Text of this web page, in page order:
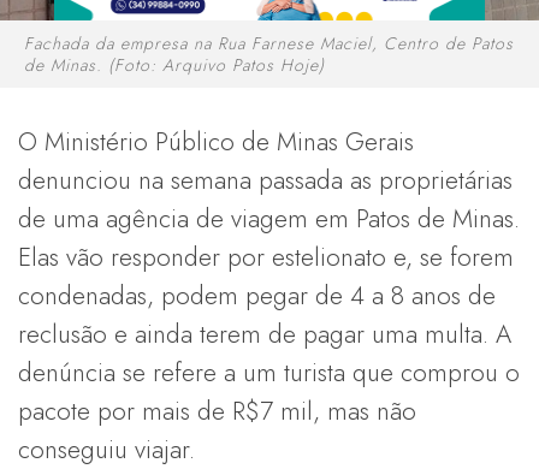
Fachada da empresa na Rua Farnese Maciel, Centro de Patos
de Minas. (Foto: Arquivo Patos Hoje)
O Ministério Público de Minas Gerais
denunciou na semana passada as proprietárias
de uma agência de viagem em Patos de Minas.
Elas vão responder por estelionato e, se forem
condenadas, podem pegar de 4 a 8 anos de
reclusão e ainda terem de pagar uma multa. A
denúncia se refere a um turista que comprou o
pacote por mais de R$7 mil, mas não
conseguiu viajar.